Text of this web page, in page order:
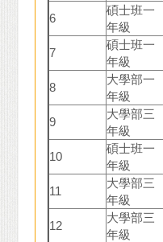
6
碩士班一
年級
7
碩士班一
年級
8
大學部一
年級
9
大學部三
年級
10
碩士班一
年級
11
大學部三
年級
12
大學部三
年級